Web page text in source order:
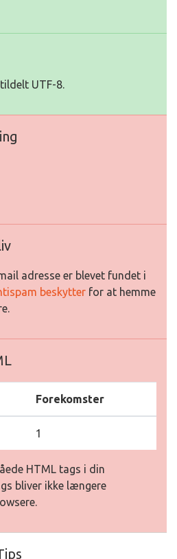
UTF-8.
adresse er blevet fundet i
beskytter for at hemme
Forekomster
1
HTML tags i din
bliver ikke længere